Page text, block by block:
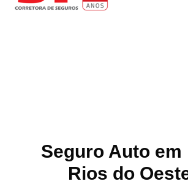
Seguro Auto em
Rios do